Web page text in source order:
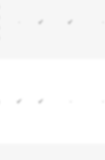
✔ ✔
✔ ✔